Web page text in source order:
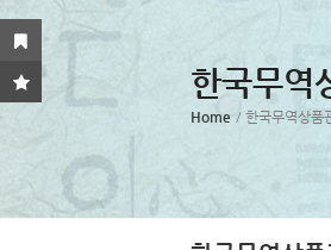
공지사항
한국무역
Home / 한국무역상품
Sketchbook5, 스케
Sketchbook5, 스케